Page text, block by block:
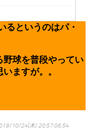
るというのはパ・
球を普段やってい
ますが。。
10/24(木) 20:57:06.54